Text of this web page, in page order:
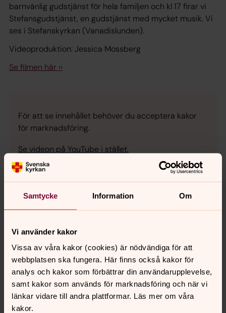
Samtycke Information Om
Vi använder kakor
Vissa av våra kakor (cookies) är nödvändiga för att
webbplatsen ska fungera. Här finns också kakor för
analys och kakor som förbättrar din användarupplevelse,
samt kakor som används för marknadsföring och när vi
länkar vidare till andra plattformar. Läs mer om våra
kakor.
barnvänlig gudstjänst för hela familjen och kl 17 firar vi
Stefansgudstjänst, en gudstjänst med mycket musik. Vi
ses i Stefanskyrkan (Vanadislunden).
Videoproduktion: Jessica Mossberg
Se filmen här ››
För att se innehållet behöver du acceptera kakor
för marknadsföring.
Se videon på YouTube i stället.
Ändra inställningar
Senast ändrad 12 oktober 2020
Synpunkter eller frågor på sidans
innehåll?
johannes.forsamling.sthlm@svenskakyrkan.se
Dela